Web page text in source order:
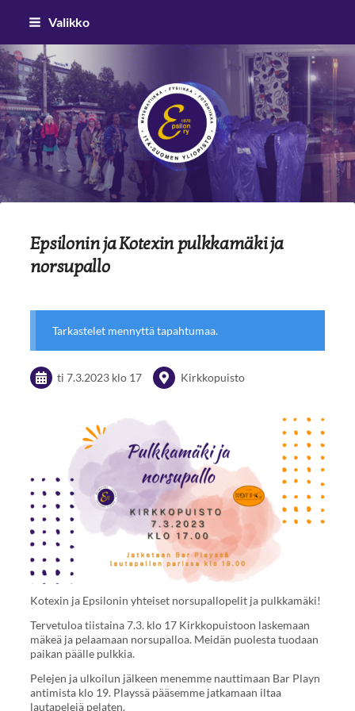
Siirry
sivun
sisältöön
Valikko
Epsilon ry
Epsilonin ja Kotexin pulkkamäki ja
norsupallo
Tarkastelet mennyttä tapahtumaa.
ti 7.3.2023 klo 17 Kirkkopuisto
Kotexin ja Epsilonin yhteiset norsupallopelit ja pulkkamäki!
Tervetuloa tiistaina 7.3. klo 17 Kirkkopuistoon laskemaan
mäkeä ja pelaamaan norsupalloa. Meidän puolesta tuodaan
paikan päälle pulkkia.
Pelejen ja ulkoilun jälkeen menemme nauttimaan Bar Playn
antimista klo 19. Playssä pääsemme jatkamaan iltaa
lautapelejä pelaten.